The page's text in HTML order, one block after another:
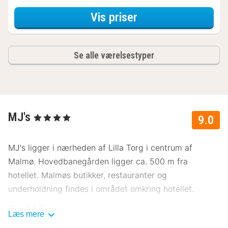
Vis priser
Se alle værelsestyper
9.0
MJ's , 4 Stjerner
MJ's ligger i nærheden af Lilla Torg i centrum af
Malmø. Hovedbanegården ligger ca. 500 m fra
hotellet. Malmøs butikker, restauranter og
underholdning findes i området omkring hotellet.
Om MJ's
Læs mere